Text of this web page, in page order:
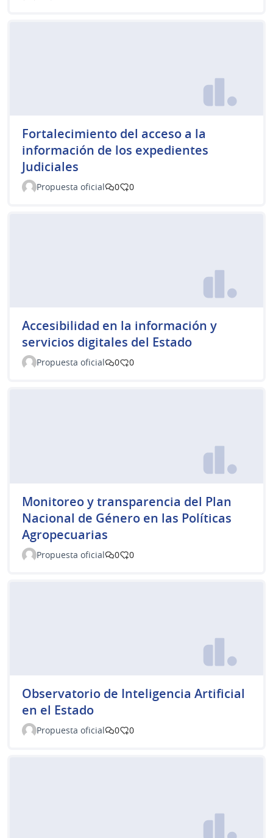
Fortalecimiento del acceso a la
información de los expedientes
Judiciales
Propuesta oficial 0 0
Accesibilidad en la información y
servicios digitales del Estado
Propuesta oficial 0 0
Monitoreo y transparencia del Plan
Nacional de Género en las Políticas
Agropecuarias
Propuesta oficial 0 0
Observatorio de Inteligencia Artificial
en el Estado
Propuesta oficial 0 0